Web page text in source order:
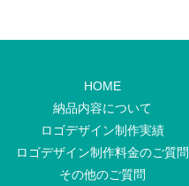
HOME
納品内容について
ロゴデザイン制作実績
ロゴデザイン制作料金のご質問
その他のご質問